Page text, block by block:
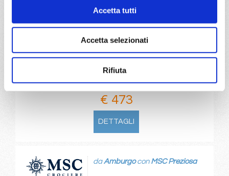
Accetta tutti
Accetta selezionati
Rifiuta
Paris (le havre), Southampton, Bruges, Amsterdam -
rotterdam
€ 473
a partire da
€ 473
DETTAGLI
daAmburgocon MSC Preziosa